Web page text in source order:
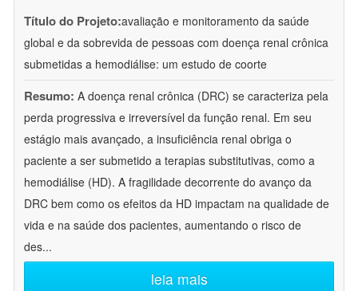
Título do Projeto:avaliação e monitoramento da saúde
global e da sobrevida de pessoas com doença renal crônica
submetidas a hemodiálise: um estudo de coorte
Resumo: A doença renal crônica (DRC) se caracteriza pela
perda progressiva e irreversível da função renal. Em seu
estágio mais avançado, a insuficiência renal obriga o
paciente a ser submetido a terapias substitutivas, como a
hemodiálise (HD). A fragilidade decorrente do avanço da
DRC bem como os efeitos da HD impactam na qualidade de
vida e na saúde dos pacientes, aumentando o risco de
des...
leia mais